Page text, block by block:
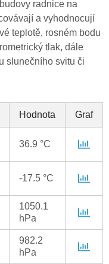
radnice na
a vyhodnocují
teplotě, rosném bodu
tlak, dále
slunečního svitu či
Hodnota Graf
36.9 °C
-17.5 °C
1050.1
hPa
982.2
hPa